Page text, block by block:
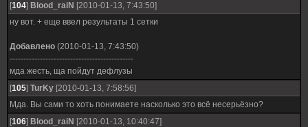
[104] Blood_raiN [2010-01-13, 7:43:50]
ну вот. + еще ввел результаты 1 сетки
Добавлено (2010-01-13, 7:43:50)
---------------------------------------------
мда жесть, ща пойдут дефлузы
[105] TurKy [2010-01-13, 7:58:56]
Мда. Вы сами то хоть понимаете насколько это всё несерьёзно?
[106] Blood_raiN [2010-01-13, 10:40:47]